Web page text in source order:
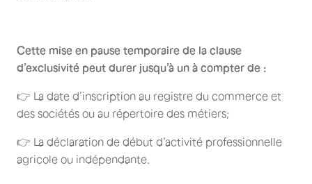
Cette mise en pause temporaire de la clause
d’exclusivité peut durer jusqu’à un à compter de :
👉 La date d’inscription au registre du commerce et
des sociétés ou au répertoire des métiers;
👉 La déclaration de début d’activité professionnelle
agricole ou indépendante.